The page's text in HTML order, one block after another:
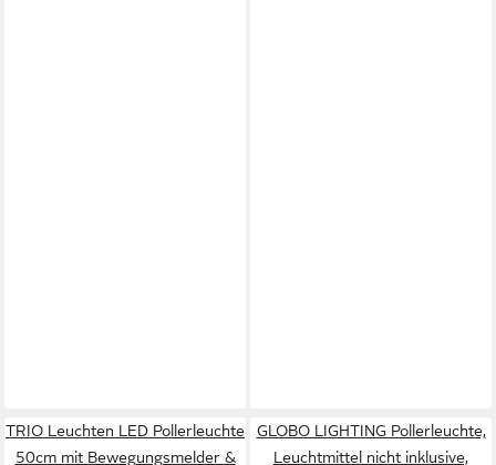
TRIO Leuchten LED Pollerleuchte
50cm mit Bewegungsmelder &
GLOBO LIGHTING Pollerleuchte,
Leuchtmittel nicht inklusive,